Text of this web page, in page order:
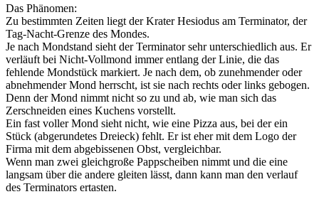
Das Phänomen:
Zu bestimmten Zeiten liegt der Krater Hesiodus am Terminator, der
Tag-Nacht-Grenze des Mondes.
Je nach Mondstand sieht der Terminator sehr unterschiedlich aus. Er
verläuft bei Nicht-Vollmond immer entlang der Linie, die das
fehlende Mondstück markiert. Je nach dem, ob zunehmender oder
abnehmender Mond herrscht, ist sie nach rechts oder links gebogen.
Denn der Mond nimmt nicht so zu und ab, wie man sich das
Zerschneiden eines Kuchens vorstellt.
Ein fast voller Mond sieht nicht, wie eine Pizza aus, bei der ein
Stück (abgerundetes Dreieck) fehlt. Er ist eher mit dem Logo der
Firma mit dem abgebissenen Obst, vergleichbar.
Wenn man zwei gleichgroße Pappscheiben nimmt und die eine
langsam über die andere gleiten lässt, dann kann man den verlauf
des Terminators ertasten.